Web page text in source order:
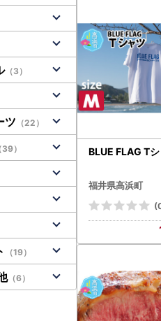
BLUE FLAG T
福井県高浜町
（3）
ツ （22）
39）
（19）
（6）